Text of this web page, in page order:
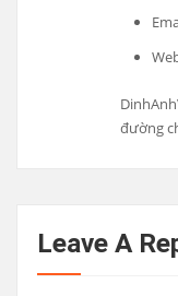
đường
Leave A